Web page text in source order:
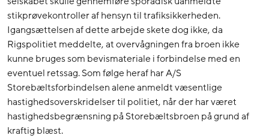
stikprøvekontroller af hensyn til trafiksikkerheden.
Igangsættelsen af dette arbejde skete dog ikke, da
Rigspolitiet meddelte, at overvågningen fra broen ikke
kunne bruges som bevismateriale i forbindelse med en
eventuel retssag. Som følge heraf har A/S
Storebæltsforbindelsen alene anmeldt væsentlige
hastighedsoverskridelser til politiet, når der har været
hastighedsbegrænsning på Storebæltsbroen på grund af
kraftig blæst.